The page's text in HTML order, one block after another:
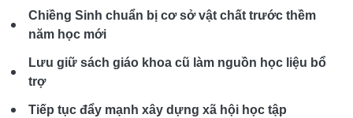
Chiềng Sinh chuẩn bị cơ sở vật chất trước thềm
năm học mới
Lưu giữ sách giáo khoa cũ làm nguồn học liệu bổ
trợ
Tiếp tục đẩy mạnh xây dựng xã hội học tập